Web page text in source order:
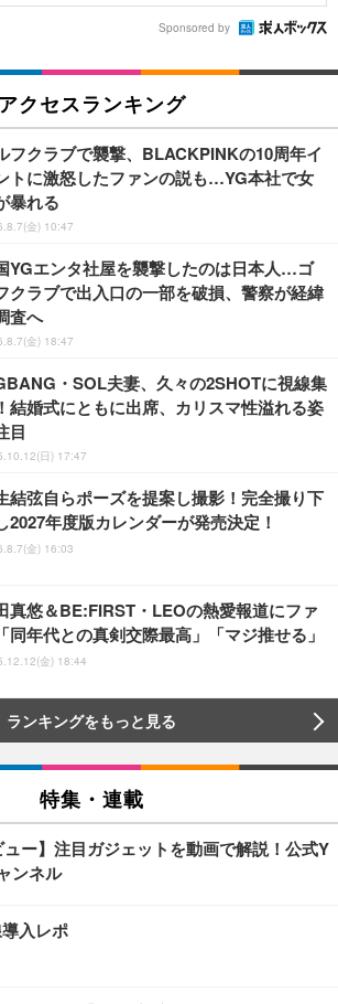
Sponsored by
アクセスランキング
フクラブで襲撃、BLACKPINKの10周年イ
トに激怒したファンの説も…YG本社で女
暴れる
金) 10:47
YGエンタ社屋を襲撃したのは日本人…ゴ
クラブで出入口の一部を破損、警察が経緯
査へ
金) 18:47
・SOL夫妻、久々の2SHOTに視線集
結婚式にともに出席、カリスマ性溢れる姿
目
日) 17:47
結弦自らポーズを提案し撮影！完全撮り下
2027年度版カレンダーが発売決定！
金) 16:03
真悠＆BE:FIRST・LEOの熱愛報道にファ
同年代との真剣交際最高」「マジ推せる」
金) 18:44
ランキングをもっと見る
特集・連載
ュー】注目ガジェットを動画で解説！公式Y
ンネル
入レポ